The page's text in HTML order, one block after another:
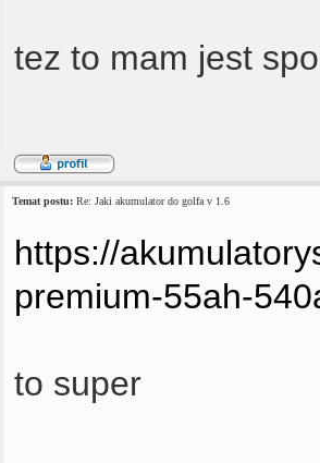
tez to mam jest
Temat postu: Re: Jaki akumulator do golfa v 1.6
https://
premium-55ah-
to super